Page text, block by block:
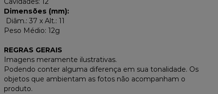
Dimensões (mm):
Diâm.: 37 x Alt.: 11
Peso Médio: 12g
REGRAS GERAIS
Imagens meramente ilustrativas.
Podendo conter alguma diferença em sua tonalidade. Os
objetos que ambientam as fotos não acompanham o
produto.